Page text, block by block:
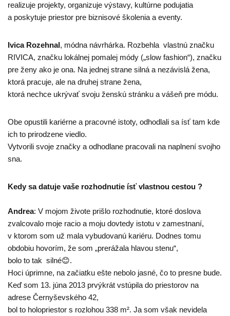
realizuje projekty, organizuje výstavy, kultúrne podujatia
a poskytuje priestor pre biznisové školenia a eventy.
Ivica Rozehnal, módna návrhárka. Rozbehla vlastnú značku
RIVICA, značku lokálnej pomalej módy („slow fashion“), značku
pre ženy ako je ona. Na jednej strane silná a nezávislá žena,
ktorá pracuje, ale na druhej strane žena,
ktorá nechce ukrývať svoju ženskú stránku a vášeň pre módu.
Obe opustili kariérne a pracovné istoty, odhodlali sa ísť tam kde
ich to prirodzene viedlo.
Vytvorili svoje značky a odhodlane pracovali na naplnení svojho
sna.
Kedy sa datuje vaše rozhodnutie ísť vlastnou cestou ?
Andrea: V mojom živote prišlo rozhodnutie, ktoré doslova
zvalcovalo moje racio a moju dovtedy istotu v zamestnaní,
v ktorom som už mala vybudovanú kariéru. Dodnes tomu
obdobiu hovorím, že som „prerážala hlavou stenu“,
bolo to tak silné😊.
Hoci úprimne, na začiatku ešte nebolo jasné, čo to presne bude.
Keď som 13. júna 2013 prvýkrát vstúpila do priestorov na
adrese Černyševského 42,
bol to holopriestor s rozlohou 338 m². Ja som však nevidela